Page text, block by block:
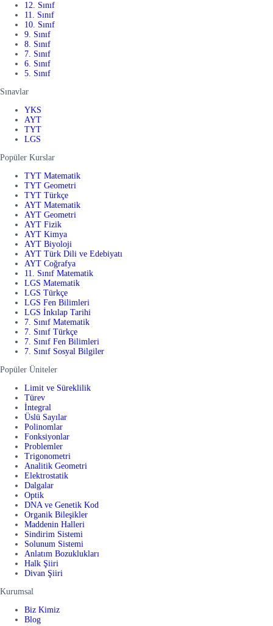
12. Sınıf
11. Sınıf
10. Sınıf
9. Sınıf
8. Sınıf
7. Sınıf
6. Sınıf
5. Sınıf
Sınavlar
YKS
AYT
TYT
LGS
Popüler Kurslar
TYT Matematik
TYT Geometri
TYT Türkçe
AYT Matematik
AYT Geometri
AYT Fizik
AYT Kimya
AYT Biyoloji
AYT Türk Dili ve Edebiyatı
AYT Coğrafya
11. Sınıf Matematik
LGS Matematik
LGS Türkçe
LGS Fen Bilimleri
LGS İnkılap Tarihi
7. Sınıf Matematik
7. Sınıf Türkçe
7. Sınıf Fen Bilimleri
7. Sınıf Sosyal Bilgiler
Popüler Üniteler
Limit ve Süreklilik
Türev
İntegral
Üslü Sayılar
Polinomlar
Fonksiyonlar
Problemler
Trigonometri
Analitik Geometri
Elektrostatik
Dalgalar
Optik
DNA ve Genetik Kod
Organik Bileşikler
Maddenin Halleri
Sindirim Sistemi
Solunum Sistemi
Anlatım Bozuklukları
Halk Şiiri
Divan Şiiri
Kurumsal
Biz Kimiz
Blog